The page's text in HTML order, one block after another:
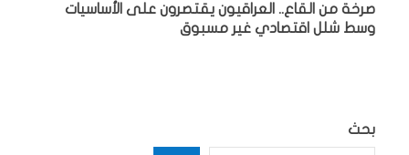
صرخة من القاع.. العراقيون يقتصرون على الأساسيات
وسط شلل اقتصادي غير مسبوق
بحث